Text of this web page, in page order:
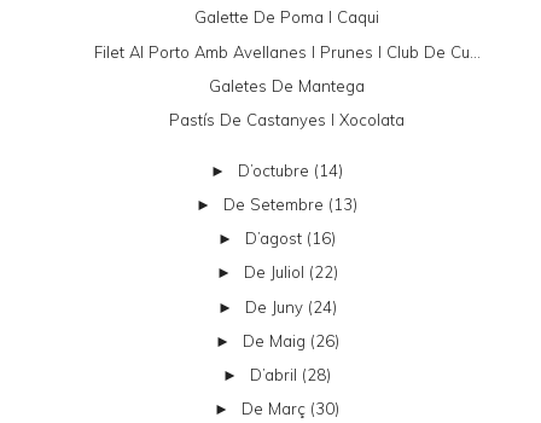
Galette De Poma I Caqui
Filet Al Porto Amb Avellanes I Prunes I Club De Cu...
Galetes De Mantega
Pastís De Castanyes I Xocolata
► D’octubre (14)
► De Setembre (13)
► D’agost (16)
► De Juliol (22)
► De Juny (24)
► De Maig (26)
► D’abril (28)
► De Març (30)